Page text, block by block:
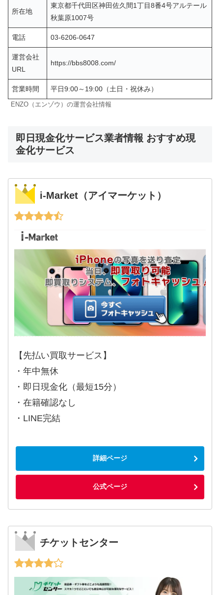
所在地
東京都千代田区神田佐久間1丁目8番4号アルテール
秋葉原1007号
電話 03-6206-0647
運営会社
URL
https://bbs8008.com/
営業時間 平日9:00～19:00（土日・祝休み）
ENZO（エンゾウ）の運営会社情報
即日現金化サービス業者情報 おすすめ現
金化サービス
i-Market（アイマーケット）
【先払い買取サービス】
・年中無休
・即日現金化（最短15分）
・在籍確認なし
・LINE完結
詳細ページ
公式ページ
チケットセンター